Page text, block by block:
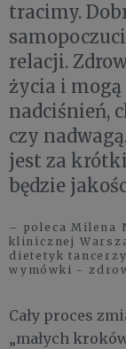
tracimy.
relacji.
życia i mogą
nadciśnień,
czy
jest za
będzie
– poleca Milena
klinicznej
dietetyk
wymówki -
Cały proces
„małych